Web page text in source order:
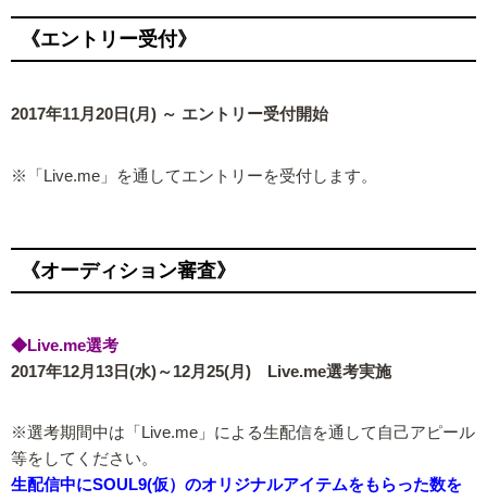
《エントリー受付》
2017年11月20日(月) ～ エントリー受付開始
※「Live.me」を通してエントリーを受付します。
《オーディション審査》
◆Live.me選考
2017年12月13日(水)～12月25(月) Live.me選考実施
※選考期間中は「Live.me」による生配信を通して自己アピール
等をしてください。
生配信中にSOUL9(仮）のオリジナルアイテムをもらった数を